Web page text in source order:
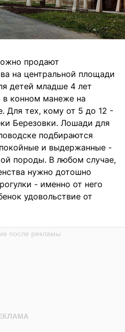
продают
на центральной площади
детей младше 4 лет
в конном манеже на
Для тех, кому от 5 до 12 -
Березовки. Лошади для
подбираются
и выдержанные -
породы. В любом случае,
нужно дотошно
- именно от него
удовольствие от